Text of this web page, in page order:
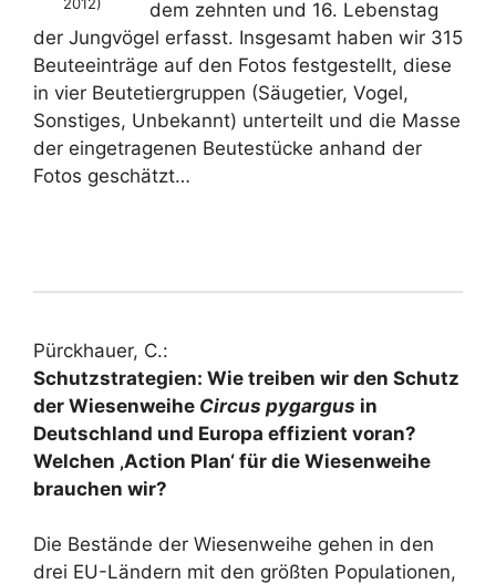
dem zehnten und 16. Lebenstag
der Jungvögel erfasst. Insgesamt haben wir 315
Beuteeinträge auf den Fotos festgestellt, diese
in vier Beutetiergruppen (Säugetier, Vogel,
Sonstiges, Unbekannt) unterteilt und die Masse
der eingetragenen Beutestücke anhand der
Fotos geschätzt…
Pürckhauer, C.:
Schutzstrategien: Wie treiben wir den Schutz
der Wiesenweihe Circus pygargus in
Deutschland und Europa effizient voran?
Welchen ‚Action Plan‘ für die Wiesenweihe
brauchen wir?
Die Bestände der Wiesenweihe gehen in den
drei EU-Ländern mit den größten Populationen,